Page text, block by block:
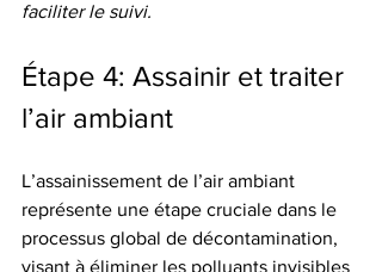
faciliter le suivi.
Étape 4: Assainir et traiter
l’air ambiant
L’assainissement de l’air ambiant
représente une étape cruciale dans le
processus global de décontamination,
visant à éliminer les polluants invisibles